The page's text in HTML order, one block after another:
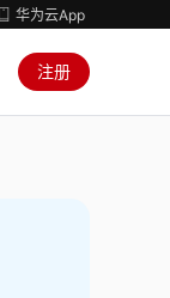
华为云App
注册